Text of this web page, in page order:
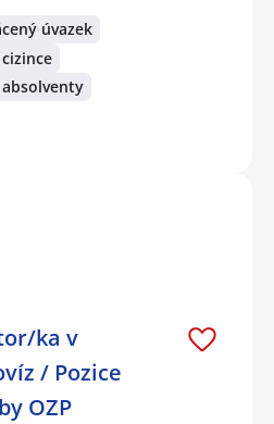
úvazek
ka v
/ Pozice
OZP